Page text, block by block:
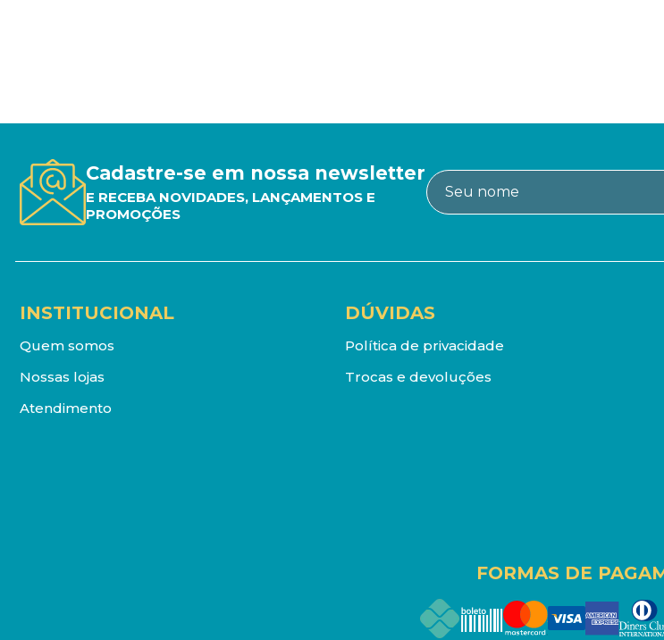
Cadastre-se em nossa newsletter
E RECEBA NOVIDADES, LANÇAMENTOS E
PROMOÇÕES
INSTITUCIONAL
Quem somos
Nossas lojas
Atendimento
DÚVIDAS
Política de privacidade
Trocas e devoluções
FORMAS DE